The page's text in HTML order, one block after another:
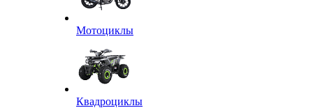
Мотоциклы
Квадроциклы